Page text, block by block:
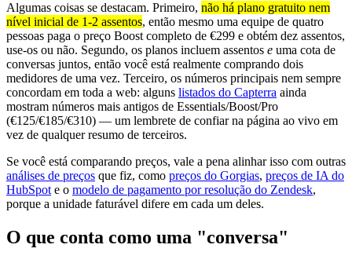
Algumas coisas se destacam. Primeiro, não há plano gratuito nem
nível inicial de 1-2 assentos, então mesmo uma equipe de quatro
pessoas paga o preço Boost completo de €299 e obtém dez assentos,
use-os ou não. Segundo, os planos incluem assentos e uma cota de
conversas juntos, então você está realmente comprando dois
medidores de uma vez. Terceiro, os números principais nem sempre
concordam em toda a web: alguns listados do Capterra ainda
mostram números mais antigos de Essentials/Boost/Pro
(€125/€185/€310) — um lembrete de confiar na página ao vivo em
vez de qualquer resumo de terceiros.
Se você está comparando preços, vale a pena alinhar isso com outras
análises de preços que fiz, como preços do Gorgias, preços de IA do
HubSpote o modelo de pagamento por resolução do Zendesk,
porque a unidade faturável difere em cada um deles.
O que conta como uma "conversa"